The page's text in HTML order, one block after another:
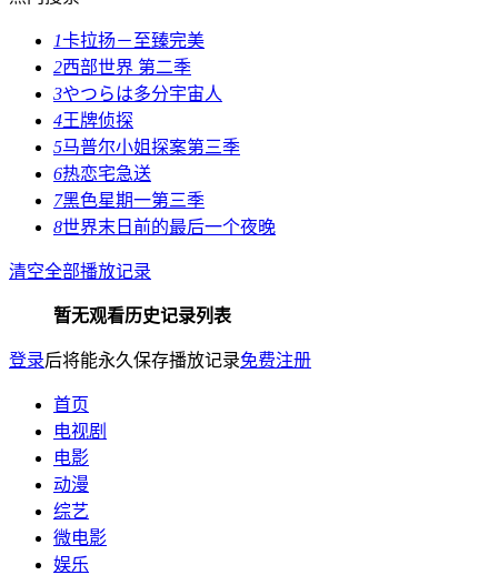
1卡拉扬－至臻完美
2西部世界 第二季
3やつらは多分宇宙人
4王牌侦探
5马普尔小姐探案第三季
6热恋宅急送
7黑色星期一第三季
8世界末日前的最后一个夜晚
清空全部播放记录
暂无观看历史记录列表
登录后将能永久保存播放记录免费注册
首页
电视剧
电影
动漫
综艺
微电影
娱乐